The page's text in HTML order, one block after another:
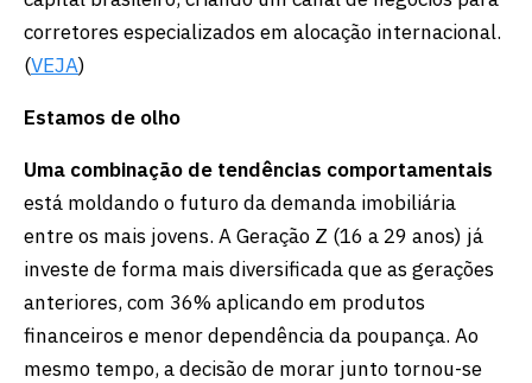
corretores especializados em alocação internacional.
(VEJA)
Estamos de olho
Uma combinação de tendências comportamentais
está moldando o futuro da demanda imobiliária
entre os mais jovens. A Geração Z (16 a 29 anos) já
investe de forma mais diversificada que as gerações
anteriores, com 36% aplicando em produtos
financeiros e menor dependência da poupança. Ao
mesmo tempo, a decisão de morar junto tornou-se